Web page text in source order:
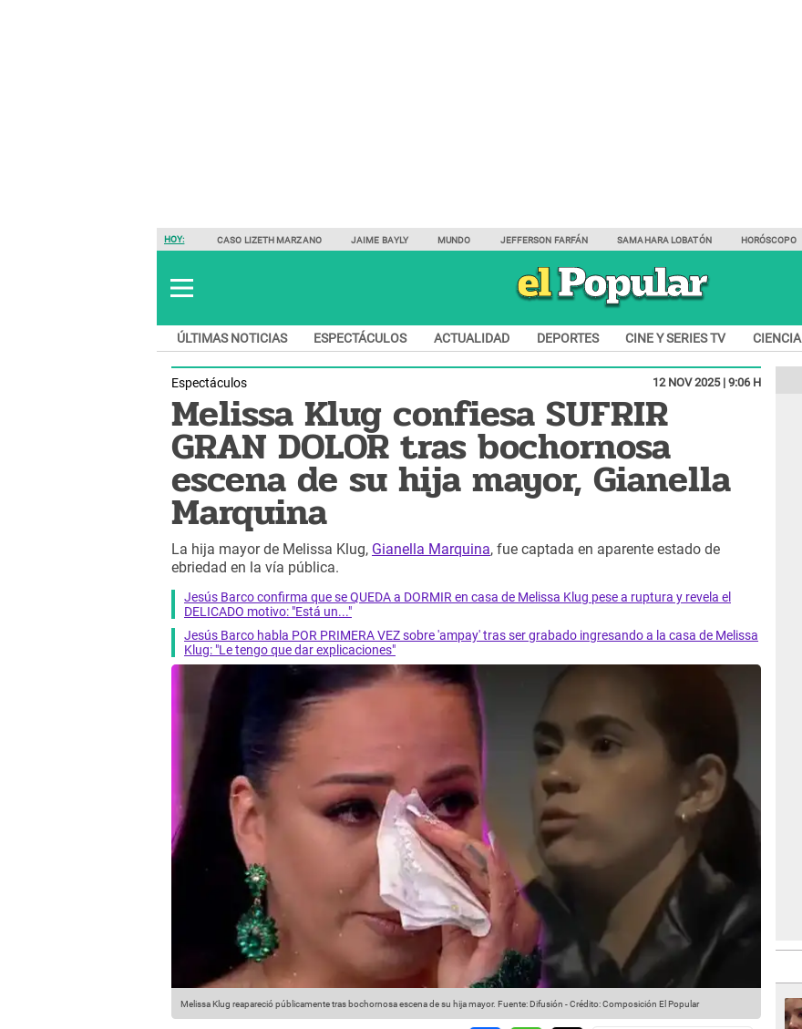
HOY: CASO LIZETH MARZANO JAIME BAYLY MUNDO JEFFERSON FARFÁN SAMAHARA LOBATÓN HORÓSCOPO
ÚLTIMAS NOTICIAS ESPECTÁCULOS ACTUALIDAD DEPORTES CINE Y SERIES TV CIENCIA
Espectáculos 12 NOV 2025 | 9:06 H
Melissa Klug confiesa SUFRIR
GRAN DOLOR tras bochornosa
escena de su hija mayor, Gianella
Marquina
La hija mayor de Melissa Klug, Gianella Marquina, fue captada en aparente estado de
ebriedad en la vía pública.
Jesús Barco confirma que se QUEDA a DORMIR en casa de Melissa Klug pese a ruptura y revela el
DELICADO motivo: "Está un..."
Jesús Barco habla POR PRIMERA VEZ sobre 'ampay' tras ser grabado ingresando a la casa de Melissa
Klug: "Le tengo que dar explicaciones"
Melissa Klug reapareció públicamente tras bochornosa escena de su hija mayor. Fuente: Difusión -Crédito: Composición El Popular